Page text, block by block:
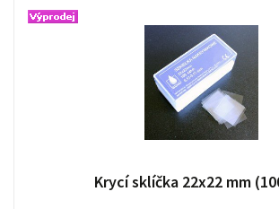
Krycí sklíčka 22x22 mm